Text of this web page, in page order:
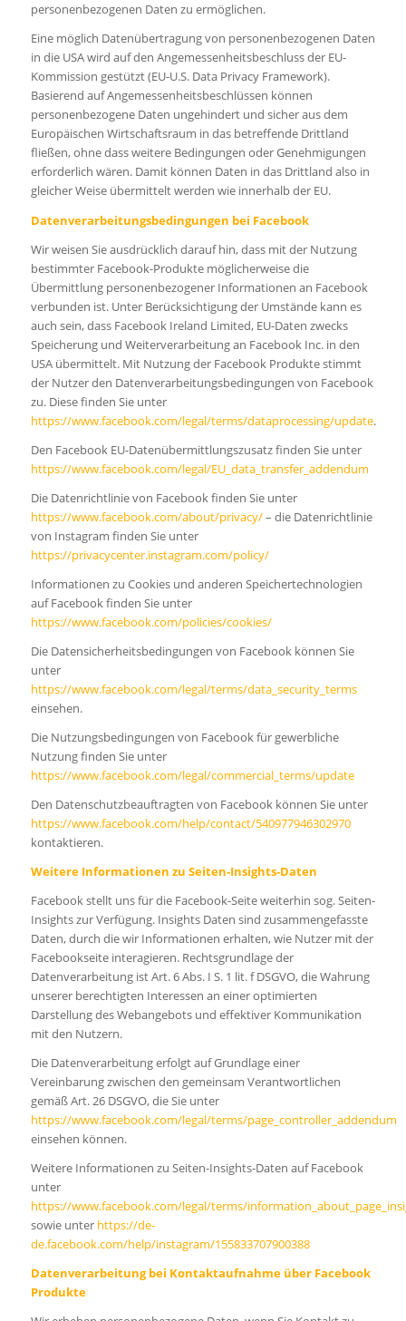
personenbezogenen Daten zu ermöglichen.
Eine möglich Datenübertragung von personenbezogenen Daten
in die USA wird auf den Angemessenheitsbeschluss der EU-
Kommission gestützt (EU-U.S. Data Privacy Framework).
Basierend auf Angemessenheitsbeschlüssen können
personenbezogene Daten ungehindert und sicher aus dem
Europäischen Wirtschaftsraum in das betreffende Drittland
fließen, ohne dass weitere Bedingungen oder Genehmigungen
erforderlich wären. Damit können Daten in das Drittland also in
gleicher Weise übermittelt werden wie innerhalb der EU.
Datenverarbeitungsbedingungen bei Facebook
Wir weisen Sie ausdrücklich darauf hin, dass mit der Nutzung
bestimmter Facebook-Produkte möglicherweise die
Übermittlung personenbezogener Informationen an Facebook
verbunden ist. Unter Berücksichtigung der Umstände kann es
auch sein, dass Facebook Ireland Limited, EU-Daten zwecks
Speicherung und Weiterverarbeitung an Facebook Inc. in den
USA übermittelt. Mit Nutzung der Facebook Produkte stimmt
der Nutzer den Datenverarbeitungsbedingungen von Facebook
zu. Diese finden Sie unter
https://www.facebook.com/legal/terms/dataprocessing/update.
Den Facebook EU-Datenübermittlungszusatz finden Sie unter
https://www.facebook.com/legal/EU_data_transfer_addendum
Die Datenrichtlinie von Facebook finden Sie unter
https://www.facebook.com/about/privacy/– die Datenrichtlinie
von Instagram finden Sie unter
https://privacycenter.instagram.com/policy/
Informationen zu Cookies und anderen Speichertechnologien
auf Facebook finden Sie unter
https://www.facebook.com/policies/cookies/
Die Datensicherheitsbedingungen von Facebook können Sie
unter
https://www.facebook.com/legal/terms/data_security_terms
einsehen.
Die Nutzungsbedingungen von Facebook für gewerbliche
Nutzung finden Sie unter
https://www.facebook.com/legal/commercial_terms/update
Den Datenschutzbeauftragten von Facebook können Sie unter
https://www.facebook.com/help/contact/540977946302970
kontaktieren.
Weitere Informationen zu Seiten-Insights-Daten
Facebook stellt uns für die Facebook-Seite weiterhin sog. Seiten-
Insights zur Verfügung. Insights Daten sind zusammengefasste
Daten, durch die wir Informationen erhalten, wie Nutzer mit der
Facebookseite interagieren. Rechtsgrundlage der
Datenverarbeitung ist Art. 6 Abs. I S. 1 lit. f DSGVO, die Wahrung
unserer berechtigten Interessen an einer optimierten
Darstellung des Webangebots und effektiver Kommunikation
mit den Nutzern.
Die Datenverarbeitung erfolgt auf Grundlage einer
Vereinbarung zwischen den gemeinsam Verantwortlichen
gemäß Art. 26 DSGVO, die Sie unter
https://www.facebook.com/legal/terms/page_controller_addendum
einsehen können.
Weitere Informationen zu Seiten-Insights-Daten auf Facebook
unter
https://www.facebook.com/legal/terms/
sowie unter https://de-
de.facebook.com/help/instagram/155833707900388
Datenverarbeitung bei Kontaktaufnahme über Facebook
Produkte